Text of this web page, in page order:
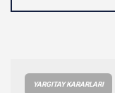
YARGITAY KARARLARI